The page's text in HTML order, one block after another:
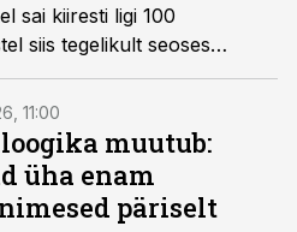
sai kiiresti ligi 100
siis tegelikult seoses
näitamisega hinge peal
11:00
muutub:
üha enam
päriselt